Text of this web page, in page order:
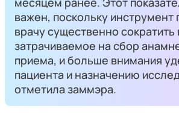
важен, поскольку инструмент
врачу существенно сократить
затрачиваемое на сбор
приема, и больше внимания
пациента и назначению
отметила заммэра.